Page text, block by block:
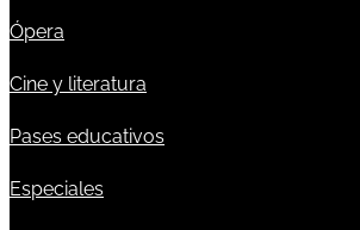
Ópera
Cine y literatura
Pases educativos
Especiales